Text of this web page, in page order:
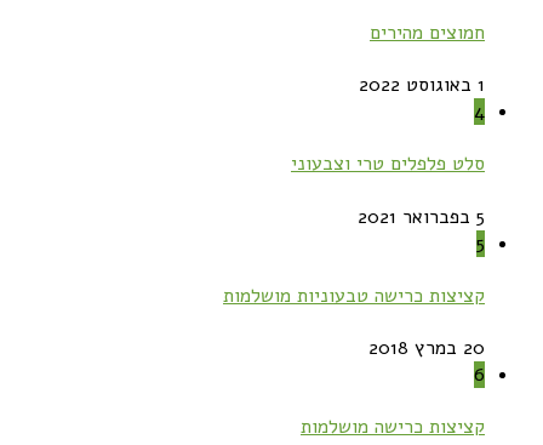
חמוצים מהירים
1 באוגוסט 2022
4
סלט פלפלים טרי וצבעוני
5 בפברואר 2021
5
קציצות כרישה טבעוניות מושלמות
20 במרץ 2018
6
קציצות כרישה מושלמות